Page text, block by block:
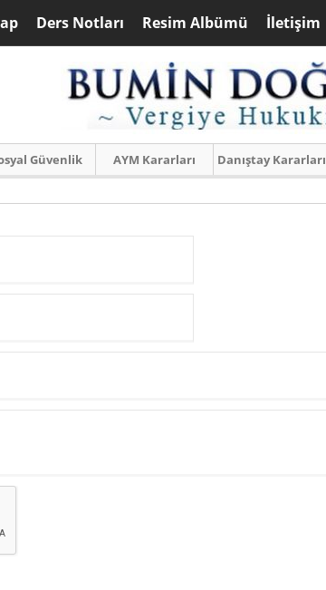
Ders Notları Resim Albümü İletişim
Güvenlik AYM Kararları Danıştay Kararları